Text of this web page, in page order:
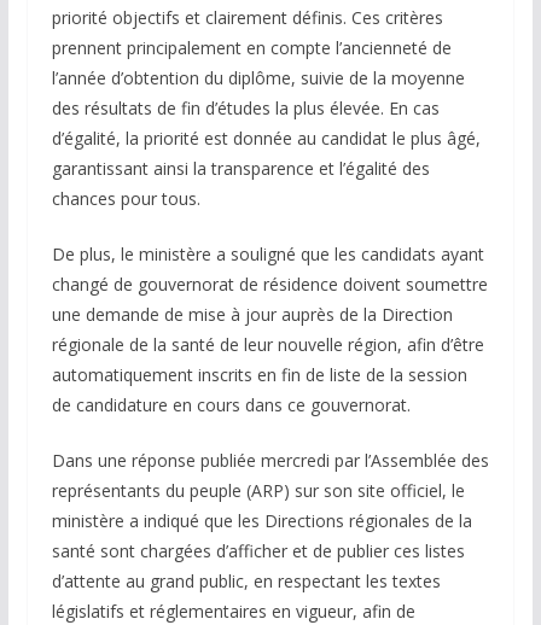
priorité objectifs et clairement définis. Ces critères
prennent principalement en compte l’ancienneté de
l’année d’obtention du diplôme, suivie de la moyenne
des résultats de fin d’études la plus élevée. En cas
d’égalité, la priorité est donnée au candidat le plus âgé,
garantissant ainsi la transparence et l’égalité des
chances pour tous.
De plus, le ministère a souligné que les candidats ayant
changé de gouvernorat de résidence doivent soumettre
une demande de mise à jour auprès de la Direction
régionale de la santé de leur nouvelle région, afin d’être
automatiquement inscrits en fin de liste de la session
de candidature en cours dans ce gouvernorat.
Dans une réponse publiée mercredi par l’Assemblée des
représentants du peuple (ARP) sur son site officiel, le
ministère a indiqué que les Directions régionales de la
santé sont chargées d’afficher et de publier ces listes
d’attente au grand public, en respectant les textes
législatifs et réglementaires en vigueur, afin de